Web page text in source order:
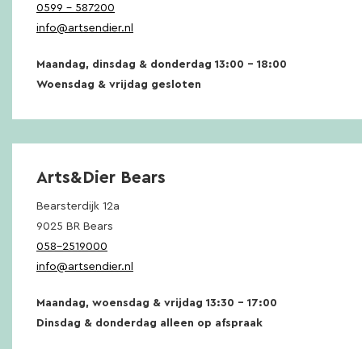
0599 – 587200
info@artsendier.nl
Maandag, dinsdag & donderdag 13:00 – 18:00
Woensdag & vrijdag gesloten
Arts&Dier Bears
Bearsterdijk 12a
9025 BR Bears
058-2519000
info@artsendier.nl
Maandag, woensdag & vrijdag 13:30 – 17:00
Dinsdag & donderdag alleen op afspraak